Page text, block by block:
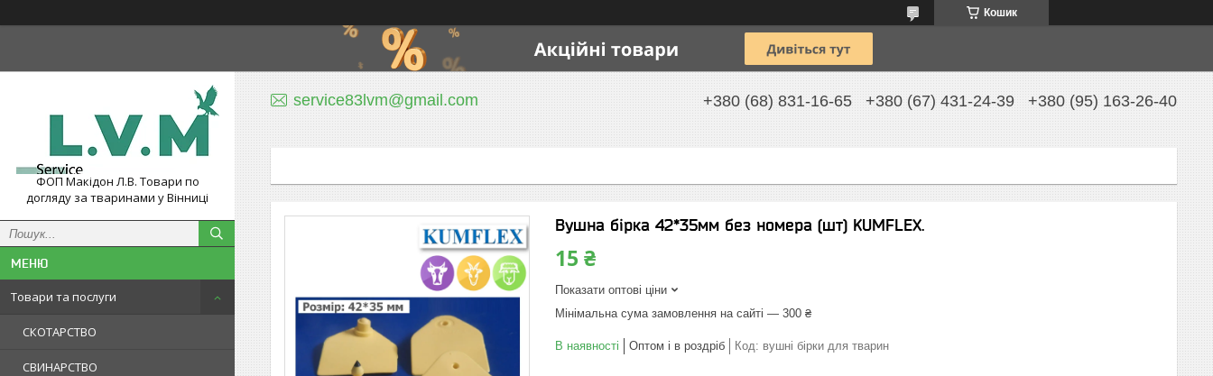
Кошик
ФОП Макідон Л.В. Товари по
догляду за тваринами у Вінниці
Товари та послуги
СКОТАРСТВО
СВИНАРСТВО
service83lvm@gmail.com +380 (68) 831-16-65 +380 (67) 431-24-39 +380 (95) 163-26-40
Вушна бірка 42*35мм без номера (шт) KUMFLEX.
15 ₴
Показати оптові ціни
Мінімальна сума замовлення на сайті — 300 ₴
В наявності Оптом і в роздріб Код: вушні бірки для тварин